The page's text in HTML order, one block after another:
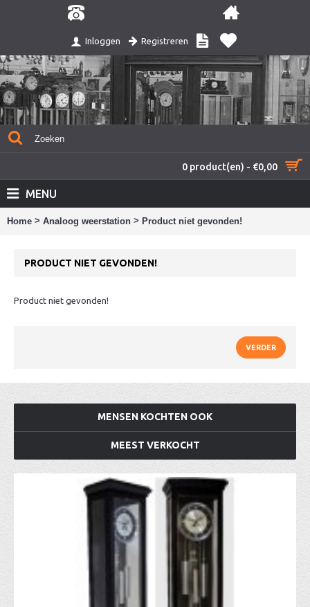
Inloggen Registreren
0 product(en) - €0,00
MENU
Home > Analoog weerstation > Product niet gevonden!
PRODUCT NIET GEVONDEN!
Product niet gevonden!
VERDER
MENSEN KOCHTEN OOK
MEEST VERKOCHT